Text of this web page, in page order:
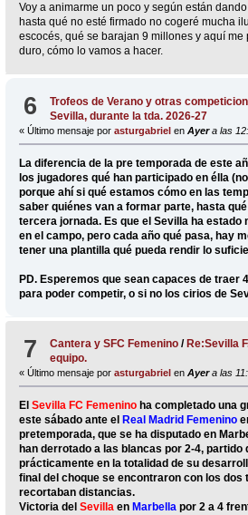
Voy a animarme un poco y según están
hasta qué no esté firmado no cogeré mucha
escocés, qué se barajan 9 millones y aquí me
duro, cómo lo vamos a hacer.
6 Trofeos de Verano y otras
Sevilla, durante la tda. 2026-27
« Último mensaje por asturgabriel en Ayera las
La diferencia de la pre temporada de este
los jugadores qué han participado en élla
porque ahí si qué estamos cómo en las
saber quiénes van a formar parte, hasta
tercera jornada. Es que el Sevilla ha estado
en el campo, pero cada año qué pasa, hay
tener una plantilla qué pueda rendir lo
PD. Esperemos que sean capaces de traer
para poder competir, o si no los cirios de
7 Cantera y SFC Femenino / Re:Sevilla
equipo.
« Último mensaje por asturgabriel en Ayera las
El Sevilla FC Femeninoha completado una
este sábado ante el Real Madrid Femenino
pretemporada, que se ha disputado en
han derrotado a las blancas por 2-4, partido
prácticamente en la totalidad de su
final del choque se encontraron con los
recortaban distancias.
Victoria del Sevillaen Marbella por 2 a 4